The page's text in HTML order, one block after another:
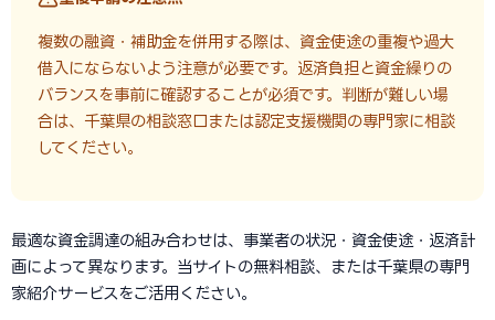
複数の融資・補助金を併用する際は、資金使途の重複や過大
借入にならないよう注意が必要です。返済負担と資金繰りの
バランスを事前に確認することが必須です。判断が難しい場
合は、千葉県の相談窓口または認定支援機関の専門家に相談
してください。
最適な資金調達の組み合わせは、事業者の状況・資金使途・返済計
画によって異なります。当サイトの無料相談、または千葉県の専門
家紹介サービスをご活用ください。